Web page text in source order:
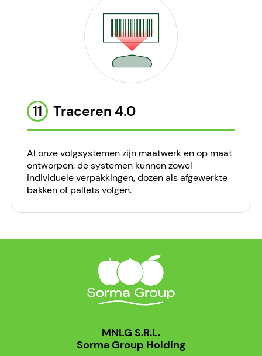
11 Traceren 4.0
Al onze volgsystemen zijn maatwerk en op maat
ontworpen: de systemen kunnen zowel
individuele verpakkingen, dozen als afgewerkte
bakken of pallets volgen.
MNLG S.R.L.
Sorma Group Holding